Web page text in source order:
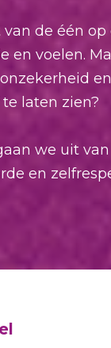
de één
en voelen.
laten zien?
we uit
en